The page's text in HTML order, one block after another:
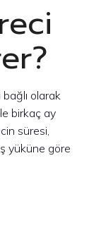
olarak
birkaç ay
süresi,
yüküne göre